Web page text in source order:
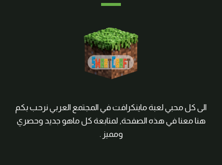
الى كل محبي لعبة ماينكرافت في المجتمع العربي نرحب بكم
هنا معنا في هذه الصفحة, لمتابعة كل ماهو جديد وحصري
ومميز .